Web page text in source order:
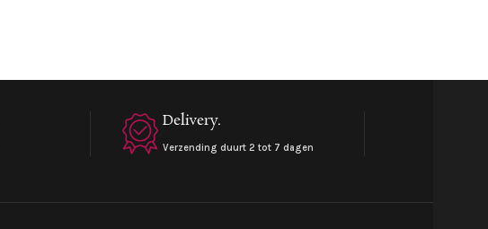
Delivery.
Verzending duurt 2 tot 7 dagen